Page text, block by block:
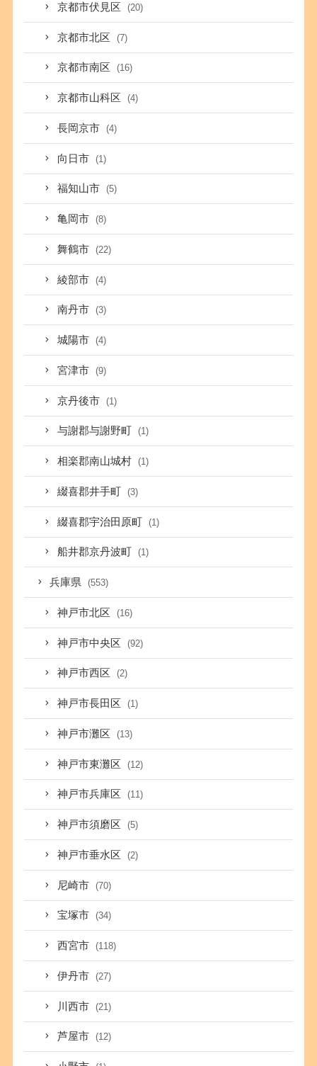
京都市伏見区 (20)
京都市北区 (7)
京都市南区 (16)
京都市山科区 (4)
長岡京市 (4)
向日市 (1)
福知山市 (5)
亀岡市 (8)
舞鶴市 (22)
綾部市 (4)
南丹市 (3)
城陽市 (4)
宮津市 (9)
京丹後市 (1)
与謝郡与謝野町 (1)
相楽郡南山城村 (1)
綴喜郡井手町 (3)
綴喜郡宇治田原町 (1)
船井郡京丹波町 (1)
兵庫県 (553)
神戸市北区 (16)
神戸市中央区 (92)
神戸市西区 (2)
神戸市長田区 (1)
神戸市灘区 (13)
神戸市東灘区 (12)
神戸市兵庫区 (11)
神戸市須磨区 (5)
神戸市垂水区 (2)
尼崎市 (70)
宝塚市 (34)
西宮市 (118)
伊丹市 (27)
川西市 (21)
芦屋市 (12)